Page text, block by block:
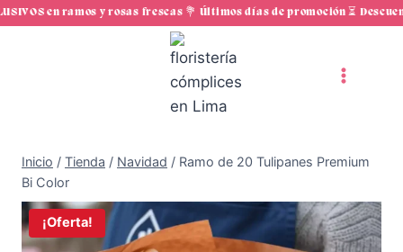
Saltar
en ramos y rosas frescas 💐 Últimos días de promoción ⏳
Inicio / Tienda / Navidad / Ramo de 20 Tulipanes Premium
Bi Color
¡Oferta!